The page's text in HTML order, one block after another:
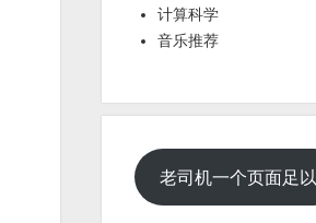
计算科学
音乐推荐
老司机一个页面足以